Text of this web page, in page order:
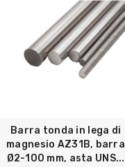
Barra tonda in lega di
magnesio AZ31B, barra
Ø2-100 mm, asta UNS...